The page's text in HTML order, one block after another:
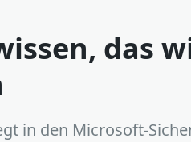
das
in den Microsoft-